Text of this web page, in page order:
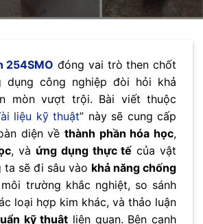
254SMO đóng vai trò then chốt
dụng công nghiệp đòi hỏi khả
mòn vượt trội. Bài viết thuộc
liệu kỹ thuật” này sẽ cung cấp
diện về thành phần hóa học,
, và ứng dụng thực tế của vật
ta sẽ đi sâu vào khả năng chống
trường khắc nghiệt, so sánh
loại hợp kim khác, và thảo luận
kỹ thuật liên quan. Bên cạnh